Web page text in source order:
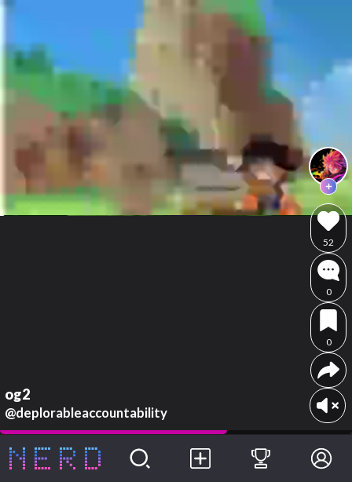
og2
@deplorableaccountability
52
0
0